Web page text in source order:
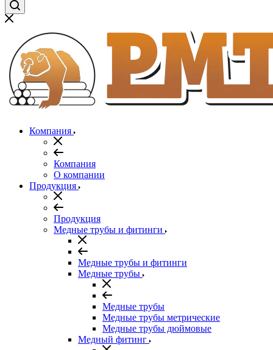
Компания
Компания
О компании
Продукция
Продукция
Медные трубы и фитинги
Медные трубы и фитинги
Медные трубы
Медные трубы
Медные трубы метрические
Медные трубы дюймовые
Медный фитинг